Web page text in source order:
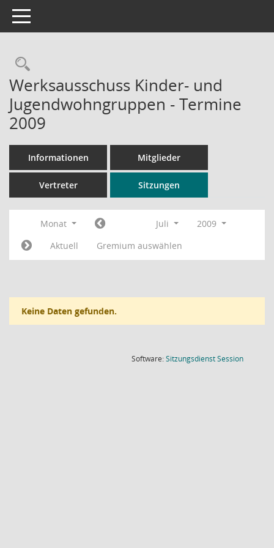
Toggle navigation
Rechercheauswahl
Werksausschuss Kinder- und
Jugendwohngruppen - Termine
2009
Informationen Mitglieder
Vertreter Sitzungen
Monat Juli
2009
Aktuell
Gremium auswählen
Keine Daten gefunden.
Software:SitzungsdienstSession(Wird in